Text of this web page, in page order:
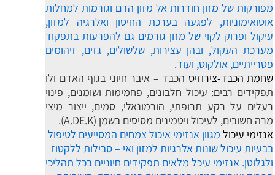
מפורקות של מזון חודרות אל מזון הדם וגורמות למחלות
אוטואימוניות, לפגעה בערכת החיסון ואלרגיה למזון,
עיקול ופרוק לקוי של מזון גורמים גם להפרעות בתפקוד
מערכת העקול, ובהן עצירות, שלשולים, גזים, זיהומים
פטרייתיים, אולקוס, ועוד.
שחמת הכבד-צירוזיס הכבד – איבר חיוני בגוף האדם ולו
תפקידים רבים: עיכול חלבונים, פחמימות ושומנים, פינוי
רעלים על רקע תרופתי, הורמונאלי, סמים, ייצור מיצי
מרה חשובים, לעיכול ויטמינים מסיסים בשמן (A.DE.K).
אנזימי עיכול מגוון אנזימי איכול צמחים המסייעים לטיפול
בבעיות עיכול שונות אלרגיות למזון ואי – סבילות ללקטוז
ולגלוטן. אנזימי עיכל מלאים תפקידים חיוניים בכל תהליכי